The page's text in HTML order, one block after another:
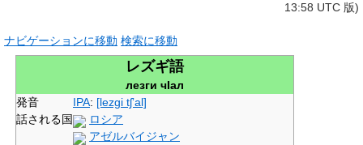
13:58 UTC 版)
ナビゲーションに移動 検索に移動
レズギ語
лезги чІал
発音
IPA: [lezɡi tʃʼal]
話される国
ロシア
アゼルバイジャン